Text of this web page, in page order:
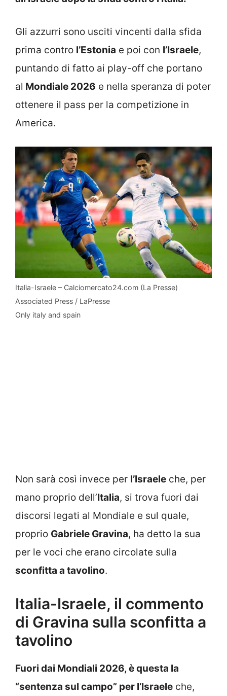
Gli azzurri sono usciti vincenti dalla sfida
prima contro l’Estonia e poi con l’Israele,
puntando di fatto ai play-off che portano
al Mondiale 2026 e nella speranza di poter
ottenere il pass per la competizione in
America.
Italia-Israele – Calciomercato24.com (La Presse)
Associated Press / LaPresse
Only italy and spain
Non sarà così invece per l’Israele che, per
mano proprio dell’Italia, si trova fuori dai
discorsi legati al Mondiale e sul quale,
proprio Gabriele Gravina, ha detto la sua
per le voci che erano circolate sulla
sconfitta a tavolino.
Italia-Israele, il commento
di Gravina sulla sconfitta a
tavolino
Fuori dai Mondiali 2026, è questa la
“sentenza sul campo” per l’Israele che,